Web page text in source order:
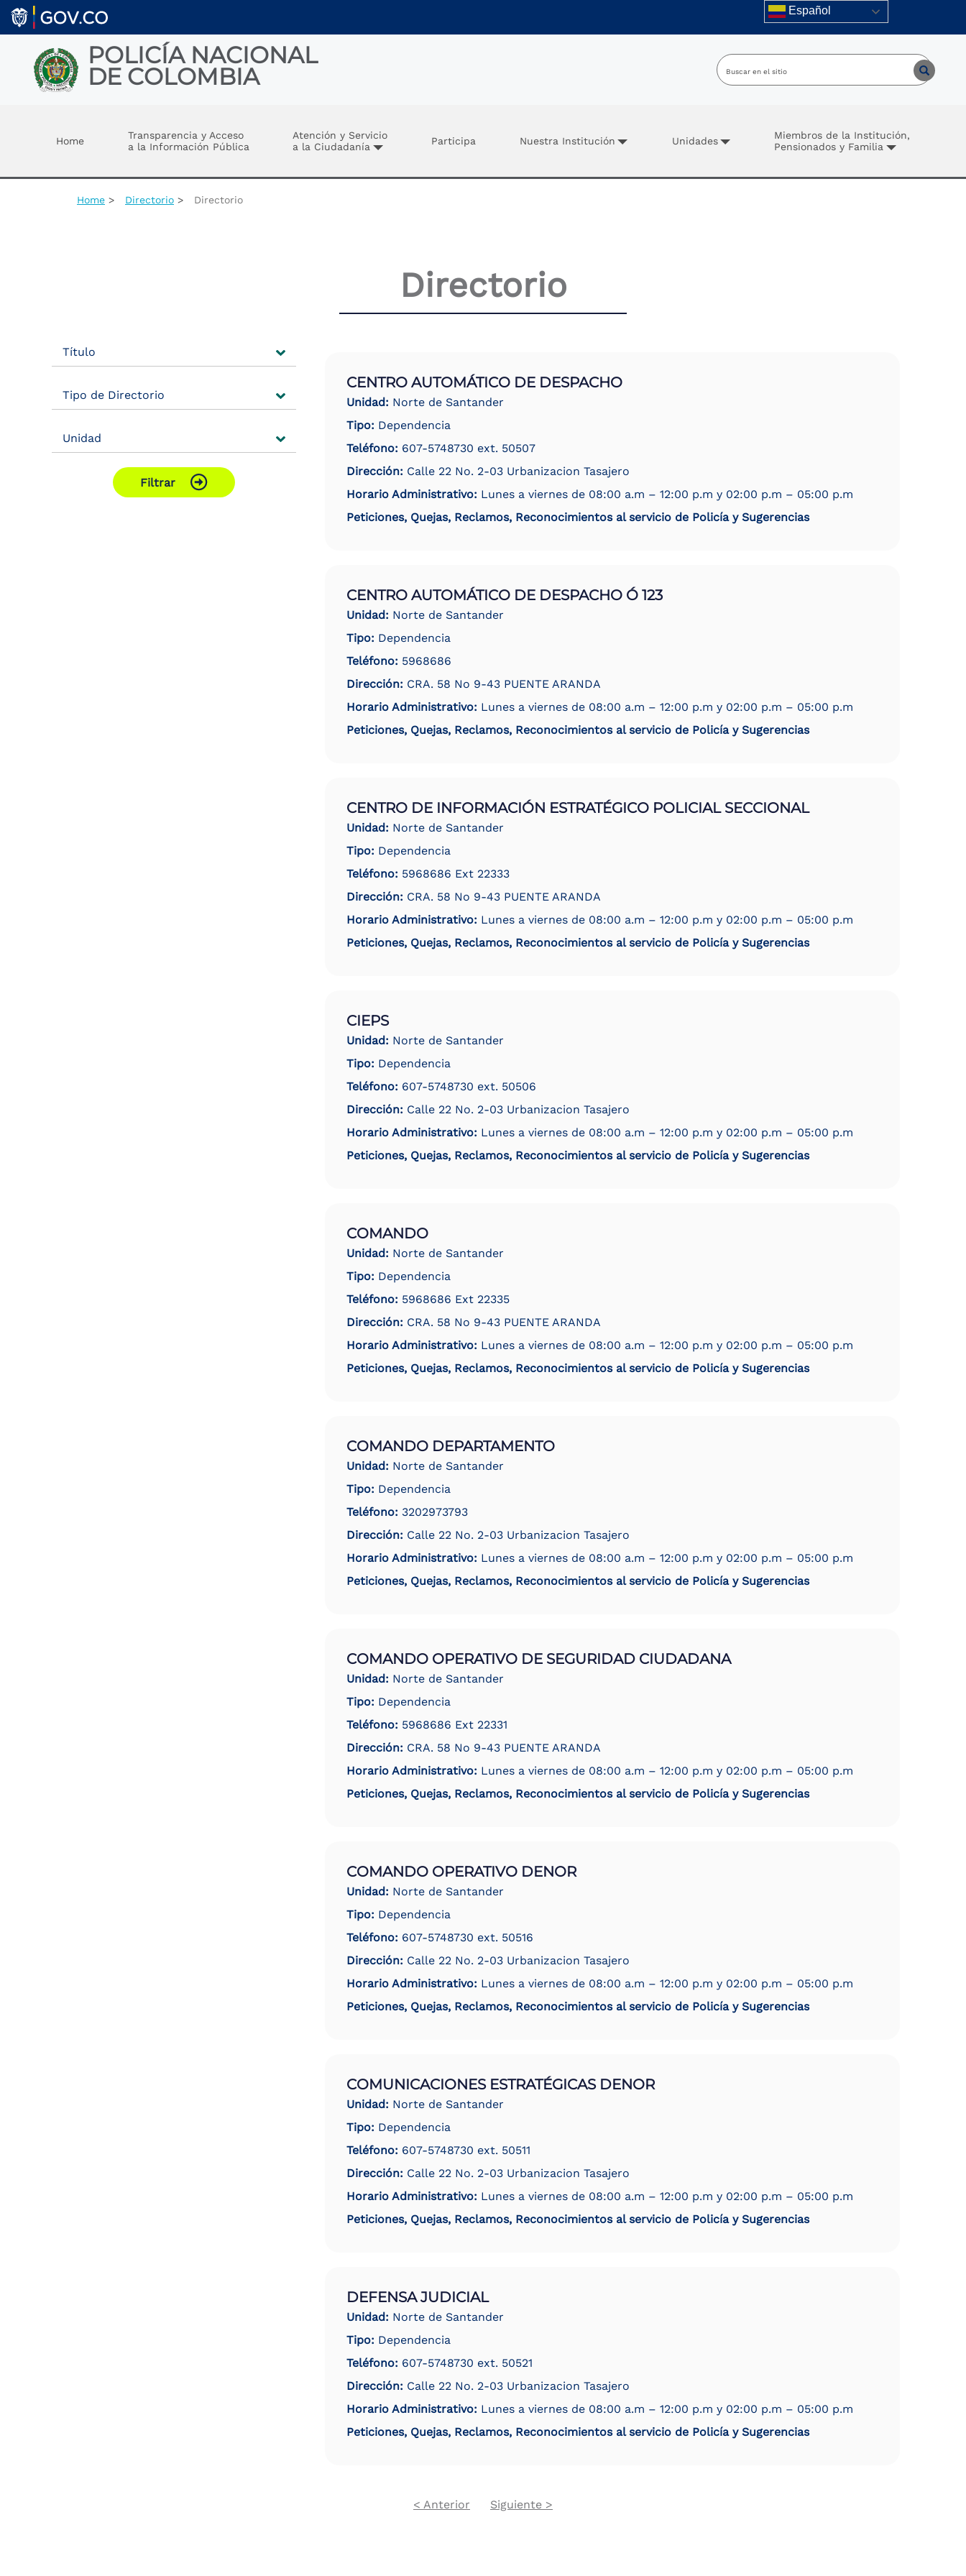
Skip to main content Español
POLICÍA NACIONAL
DE COLOMBIA
Home
Transparencia y Acceso
a la Información Pública
Atención y Servicio
a la Ciudadanía
Participa Nuestra Institución Unidades
Miembros de la Institución,
Pensionados y Familia
Home Directorio Directorio
Directorio
Título
Tipo de Directorio
Unidad
Filtrar
CENTRO AUTOMÁTICO DE DESPACHO
Unidad: Norte de Santander
Tipo: Dependencia
Teléfono: 607-5748730 ext. 50507
Dirección: Calle 22 No. 2-03 Urbanizacion Tasajero
Horario Administrativo: Lunes a viernes de 08:00 a.m – 12:00 p.m y 02:00 p.m – 05:00 p.m
Peticiones, Quejas, Reclamos, Reconocimientos al servicio de Policía y Sugerencias
CENTRO AUTOMÁTICO DE DESPACHO Ó 123
Unidad: Norte de Santander
Tipo: Dependencia
Teléfono: 5968686
Dirección: CRA. 58 No 9-43 PUENTE ARANDA
Horario Administrativo: Lunes a viernes de 08:00 a.m – 12:00 p.m y 02:00 p.m – 05:00 p.m
Peticiones, Quejas, Reclamos, Reconocimientos al servicio de Policía y Sugerencias
CENTRO DE INFORMACIÓN ESTRATÉGICO POLICIAL SECCIONAL
Unidad: Norte de Santander
Tipo: Dependencia
Teléfono: 5968686 Ext 22333
Dirección: CRA. 58 No 9-43 PUENTE ARANDA
Horario Administrativo: Lunes a viernes de 08:00 a.m – 12:00 p.m y 02:00 p.m – 05:00 p.m
Peticiones, Quejas, Reclamos, Reconocimientos al servicio de Policía y Sugerencias
CIEPS
Unidad: Norte de Santander
Tipo: Dependencia
Teléfono: 607-5748730 ext. 50506
Dirección: Calle 22 No. 2-03 Urbanizacion Tasajero
Horario Administrativo: Lunes a viernes de 08:00 a.m – 12:00 p.m y 02:00 p.m – 05:00 p.m
Peticiones, Quejas, Reclamos, Reconocimientos al servicio de Policía y Sugerencias
COMANDO
Unidad: Norte de Santander
Tipo: Dependencia
Teléfono: 5968686 Ext 22335
Dirección: CRA. 58 No 9-43 PUENTE ARANDA
Horario Administrativo: Lunes a viernes de 08:00 a.m – 12:00 p.m y 02:00 p.m – 05:00 p.m
Peticiones, Quejas, Reclamos, Reconocimientos al servicio de Policía y Sugerencias
COMANDO DEPARTAMENTO
Unidad: Norte de Santander
Tipo: Dependencia
Teléfono: 3202973793
Dirección: Calle 22 No. 2-03 Urbanizacion Tasajero
Horario Administrativo: Lunes a viernes de 08:00 a.m – 12:00 p.m y 02:00 p.m – 05:00 p.m
Peticiones, Quejas, Reclamos, Reconocimientos al servicio de Policía y Sugerencias
COMANDO OPERATIVO DE SEGURIDAD CIUDADANA
Unidad: Norte de Santander
Tipo: Dependencia
Teléfono: 5968686 Ext 22331
Dirección: CRA. 58 No 9-43 PUENTE ARANDA
Horario Administrativo: Lunes a viernes de 08:00 a.m – 12:00 p.m y 02:00 p.m – 05:00 p.m
Peticiones, Quejas, Reclamos, Reconocimientos al servicio de Policía y Sugerencias
COMANDO OPERATIVO DENOR
Unidad: Norte de Santander
Tipo: Dependencia
Teléfono: 607-5748730 ext. 50516
Dirección: Calle 22 No. 2-03 Urbanizacion Tasajero
Horario Administrativo: Lunes a viernes de 08:00 a.m – 12:00 p.m y 02:00 p.m – 05:00 p.m
Peticiones, Quejas, Reclamos, Reconocimientos al servicio de Policía y Sugerencias
COMUNICACIONES ESTRATÉGICAS DENOR
Unidad: Norte de Santander
Tipo: Dependencia
Teléfono: 607-5748730 ext. 50511
Dirección: Calle 22 No. 2-03 Urbanizacion Tasajero
Horario Administrativo: Lunes a viernes de 08:00 a.m – 12:00 p.m y 02:00 p.m – 05:00 p.m
Peticiones, Quejas, Reclamos, Reconocimientos al servicio de Policía y Sugerencias
DEFENSA JUDICIAL
Unidad: Norte de Santander
Tipo: Dependencia
Teléfono: 607-5748730 ext. 50521
Dirección: Calle 22 No. 2-03 Urbanizacion Tasajero
Horario Administrativo: Lunes a viernes de 08:00 a.m – 12:00 p.m y 02:00 p.m – 05:00 p.m
Peticiones, Quejas, Reclamos, Reconocimientos al servicio de Policía y Sugerencias
Pagination
Previous
< Anterior
Next
Siguiente >